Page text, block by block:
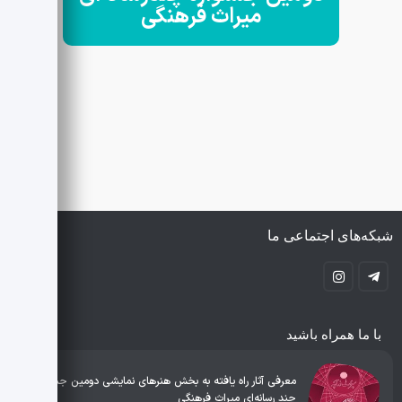
میراث فرهنگی
شبکه‌های اجتماعی ما
با ما همراه باشید
معرفی آثار راه یافته به بخش هنرهای نمایشی دومین جشنواره
چند رسانه‌ای میراث فرهنگی